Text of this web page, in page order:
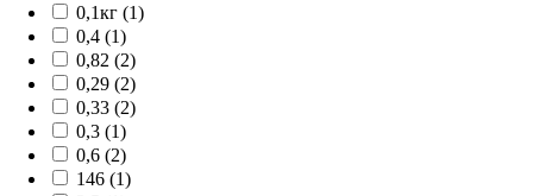
0,1кг (1)
0,4 (1)
0,82 (2)
0,29 (2)
0,33 (2)
0,3 (1)
0,6 (2)
146 (1)